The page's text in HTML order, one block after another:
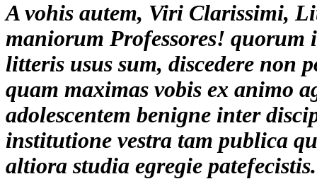
A vohis autem, Viri Clarissimi,
maniorum Professores! quorum
litteris usus sum, discedere non
quam maximas vobis ex animo
adolescentem benigne inter
institutione vestra tam publica
altiora studia egregie